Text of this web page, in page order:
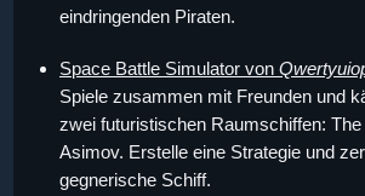
eindringenden Piraten.
Space Battle Simulator von
Spiele zusammen mit Freunden und
zwei futuristischen Raumschiffen:
Asimov. Erstelle eine Strategie und
gegnerische Schiff.